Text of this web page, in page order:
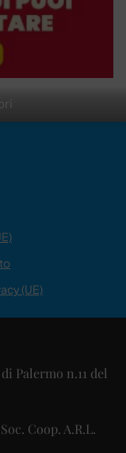
(UE)
Palermo n.11 del
Coop. A.R.L.